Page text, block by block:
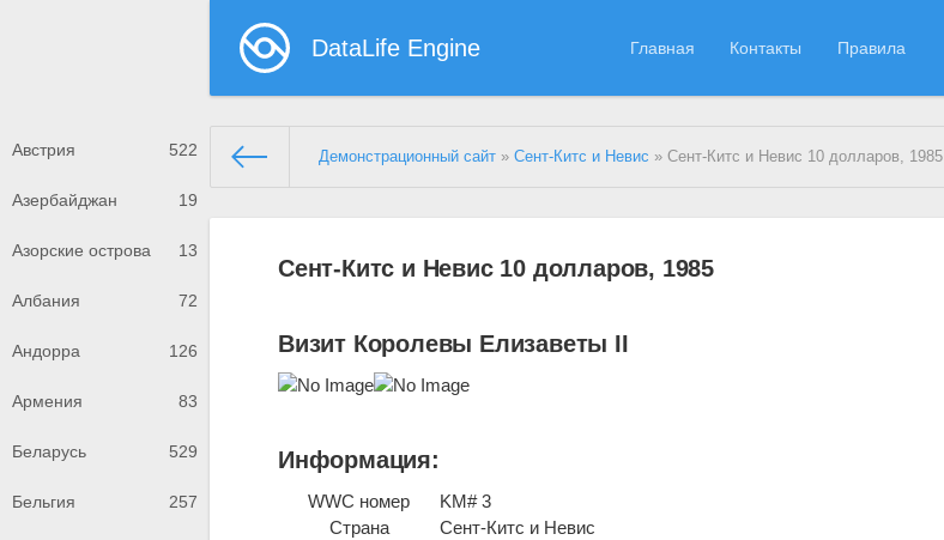
DataLife Engine Главная Контакты Правила
Австрия 522
Азербайджан 19
Азорские острова 13
Албания 72
Андорра 126
Армения 83
Беларусь 529
Бельгия 257
Демонстрационный сайт »Сент-Китс и Невис » Сент-Китс и Невис 10 долларов, 1985
Сент-Китс и Невис 10 долларов, 1985
Визит Королевы Елизаветы II
Информация:
WWC номер
KM# 3
Страна
Сент-Китс и Невис